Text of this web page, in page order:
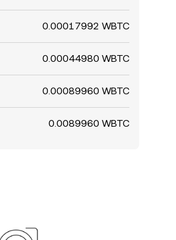
0.00017992 WBTC
0.00044980 WBTC
0.00089960 WBTC
0.0089960 WBTC